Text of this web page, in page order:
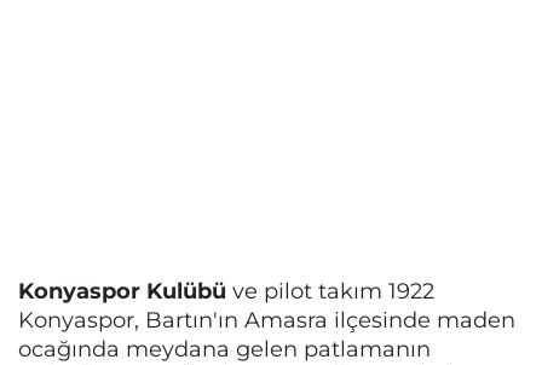
Konyaspor Kulübü ve pilot takım 1922
Konyaspor, Bartın'ın Amasra ilçesinde maden
ocağında meydana gelen patlamanın